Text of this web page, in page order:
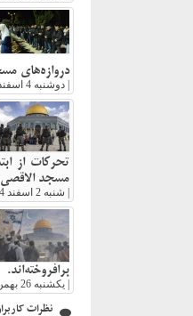
دروازه‌های
|دوشنبه 4 اسفند 1404
تحرکات از
مسجد
شنبه 2 اسفند 1404
برافروخته‌اند.
|یکشنبه 26 بهمن 1404
نظرات